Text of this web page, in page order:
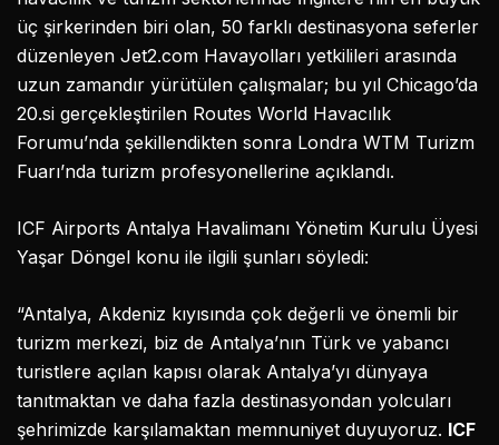
üç şirkerinden biri olan, 50 farklı destinasyona seferler
düzenleyen Jet2.com Havayolları yetkilileri arasında
uzun zamandır yürütülen çalışmalar; bu yıl Chicago’da
20.si gerçekleştirilen Routes World Havacılık
Forumu’nda şekillendikten sonra Londra WTM Turizm
Fuarı’nda turizm profesyonellerine açıklandı.
ICF Airports Antalya Havalimanı Yönetim Kurulu Üyesi
Yaşar Döngel konu ile ilgili şunları söyledi:
“Antalya, Akdeniz kıyısında çok değerli ve önemli bir
turizm merkezi, biz de Antalya’nın Türk ve yabancı
turistlere açılan kapısı olarak Antalya’yı dünyaya
tanıtmaktan ve daha fazla destinasyondan yolcuları
şehrimizde karşılamaktan memnuniyet duyuyoruz. ICF